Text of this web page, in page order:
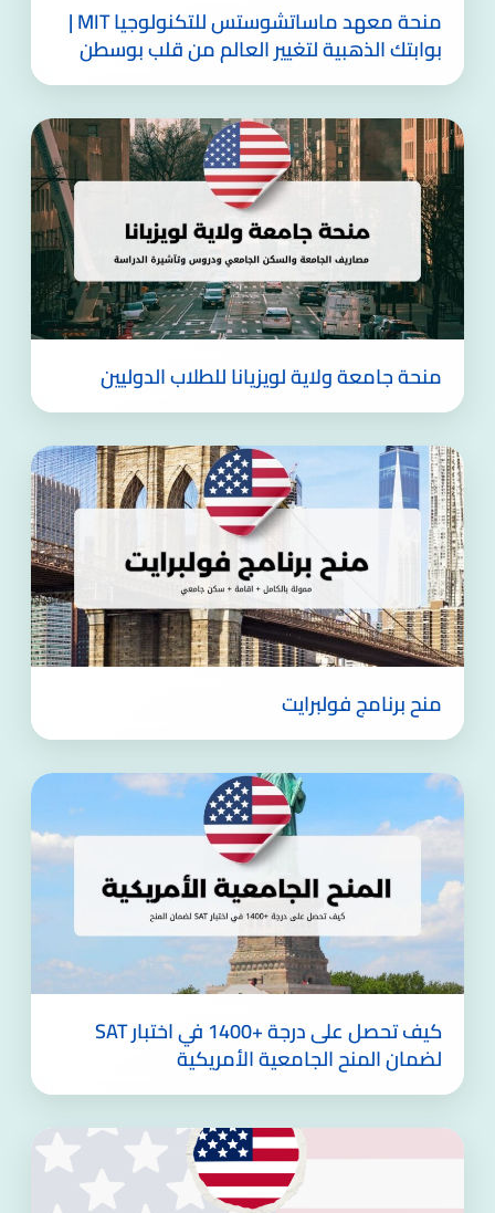
منحة معهد ماساتشوستس للتكنولوجيا MIT |
بوابتك الذهبية لتغيير العالم من قلب بوسطن
منحة جامعة ولاية لويزيانا للطلاب الدوليين
منح برنامج فولبرايت
كيف تحصل على درجة +1400 في اختبار SAT
لضمان المنح الجامعية الأمريكية